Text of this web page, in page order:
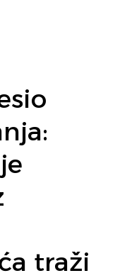
traži